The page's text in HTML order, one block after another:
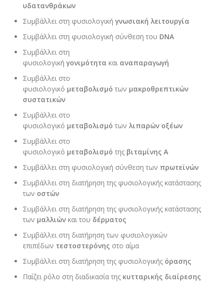
υδατανθράκων
Συμβάλλει στη φυσιολογική γνωσιακή λειτουργία
Συμβάλλει στη φυσιολογική σύνθεση του DNA
Συμβάλλει στη
φυσιολογική γονιμότητα και αναπαραγωγή
Συμβάλλει στο
φυσιολογικό μεταβολισμό των μακροθρεπτικών
συστατικών
Συμβάλλει στο
φυσιολογικό μεταβολισμό των λιπαρών οξέων
Συμβάλλει στο
φυσιολογικό μεταβολισμό της βιταμίνης Α
Συμβάλλει στη φυσιολογική σύνθεση των πρωτεϊνών
Συμβάλλει στη διατήρηση της φυσιολογικής κατάστασης
των οστών
Συμβάλλει στη διατήρηση της φυσιολογικής κατάστασης
των μαλλιών και του δέρματος
Συμβάλλει στη διατήρηση των φυσιολογικών
επιπέδων τεστοστερόνης στο αίμα
Συμβάλλει στη διατήρηση της φυσιολογικής όρασης
Παίζει ρόλο στη διαδικασία της κυτταρικής διαίρεσης